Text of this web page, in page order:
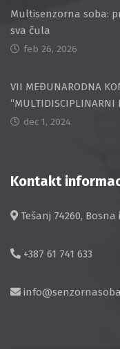
Multisenzorna soba:
sva čula
feb 26, 2026
VII MEĐUNARODNA
“MULTIDISCIPLINARNI
dec 1, 2024
Kontakt
Tešanj 74260, Bosna
+387 61 741 633